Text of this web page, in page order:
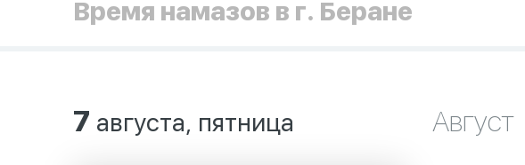
Время намазов в г. Беране
7 августа, пятница Август